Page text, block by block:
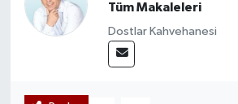
Tüm Makaleleri
Dostlar Kahvehanesi
Haber Arşivi